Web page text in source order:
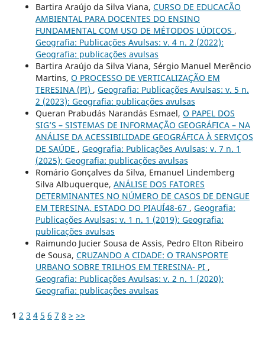
Bartira Araújo da Silva Viana, CURSO DE EDUCACÃO
AMBIENTAL PARA DOCENTES DO ENSINO
FUNDAMENTAL COM USO DE MÉTODOS LÚDICOS ,
Geografia: Publicações Avulsas: v. 4 n. 2 (2022):
Geografia: publicações avulsas
Bartira Araújo da Silva Viana, Sérgio Manuel Merêncio
Martins, O PROCESSO DE VERTICALIZAÇÃO EM
TERESINA (PI) , Geografia: Publicações Avulsas: v. 5 n.
2 (2023): Geografia: publicações avulsas
Queran Prabudás Narandás Esmael, O PAPEL DOS
SIG’S – SISTEMAS DE INFORMAÇÃO GEOGRÁFICA – NA
ANÁLISE DA ACESSIBILIDADE GEOGRÁFICA À SERVIÇOS
DE SAÚDE , Geografia: Publicações Avulsas: v. 7 n. 1
(2025): Geografia: publicações avulsas
Romário Gonçalves da Silva, Emanuel Lindemberg
Silva Albuquerque, ANÁLISE DOS FATORES
DETERMINANTES NO NÚMERO DE CASOS DE DENGUE
EM TERESINA, ESTADO DO PIAUÍ48-67 , Geografia:
Publicações Avulsas: v. 1 n. 1 (2019): Geografia:
publicações avulsas
Raimundo Jucier Sousa de Assis, Pedro Elton Ribeiro
de Sousa, CRUZANDO A CIDADE: O TRANSPORTE
URBANO SOBRE TRILHOS EM TERESINA- PI ,
Geografia: Publicações Avulsas: v. 2 n. 1 (2020):
Geografia: publicações avulsas
1 2 3 4 5 6 7 8 > >>